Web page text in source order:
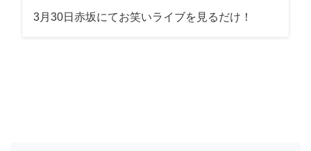
3月30日赤坂にてお笑いライブを見るだけ！